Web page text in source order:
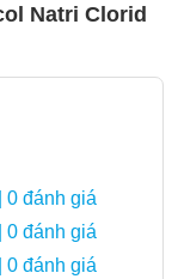
Natri Clorid
| 0 đánh giá
| 0 đánh giá
| 0 đánh giá